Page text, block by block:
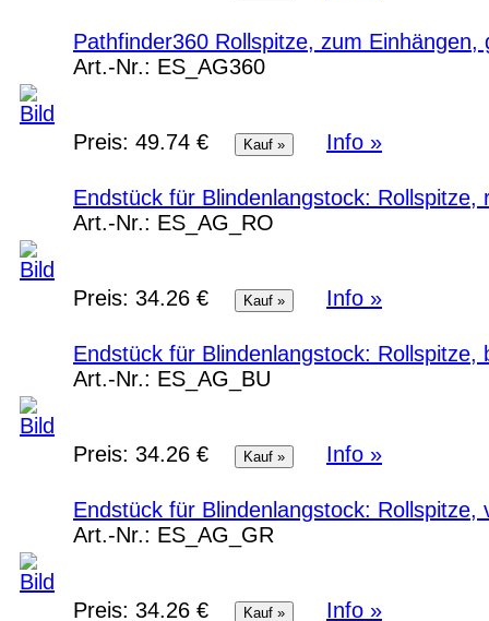
Pathfinder360 Rollspitze, zum
Art.-Nr.: ES_AG360
Preis: 49.74 € Info »
Endstück für Blindenlangstock:
Art.-Nr.: ES_AG_RO
Preis: 34.26 € Info »
Endstück für Blindenlangstock:
Art.-Nr.: ES_AG_BU
Preis: 34.26 € Info »
Endstück für Blindenlangstock:
Art.-Nr.: ES_AG_GR
Preis: 34.26 € Info »